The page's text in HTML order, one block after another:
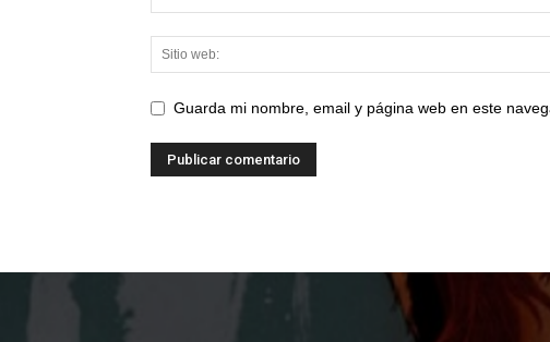
Guarda mi nombre, email y página web en este